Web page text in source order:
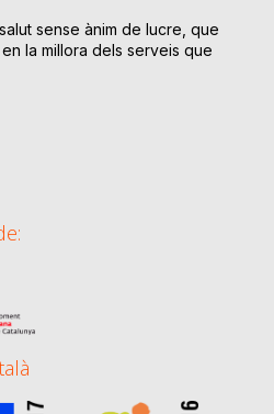
sense ànim de lucre, que
la millora dels serveis que